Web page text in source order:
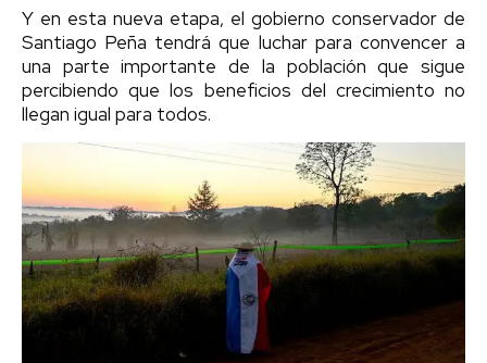
Y en esta nueva etapa, el gobierno conservador de
Santiago Peña tendrá que luchar para convencer a
una parte importante de la población que sigue
percibiendo que los beneficios del crecimiento no
llegan igual para todos.